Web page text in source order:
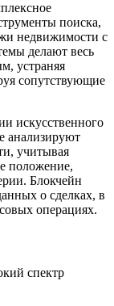
поиска,
недвижимости с
делают весь
устраняя
сопутствующие
искусственного
анализируют
учитывая
положение,
Блокчейн
о сделках, в
операциях.
спектр